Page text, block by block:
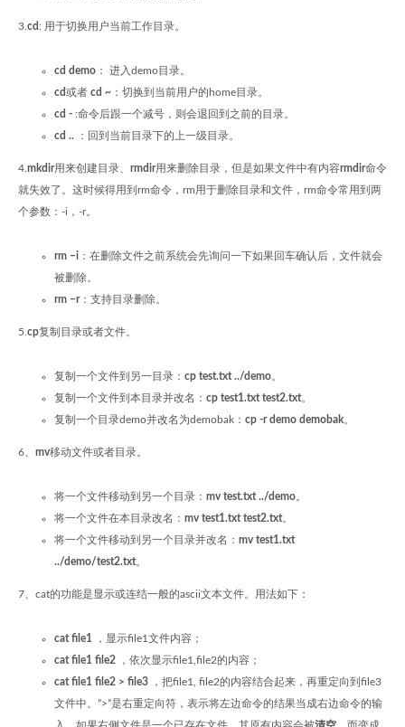
3. cd: 用于切换用户当前工作目录。
cd demo ： 进入demo目录。
cd或者 cd ~ ：切换到当前用户的home目录。
cd - :命令后跟一个减号，则会退回到之前的目录。
cd .. ：回到当前目录下的上一级目录。
4. mkdir用来创建目录、 rmdir用来删除目录，但是如果文件中有内容rmdir命令
就失效了。这时候得用到rm命令，rm用于删除目录和文件，rm命令常用到两
个参数：-i，-r。
rm –i ：在删除文件之前系统会先询问一下如果回车确认后，文件就会
被删除。
rm –r：支持目录删除。
5. cp复制目录或者文件。
复制一个文件到另一目录： cp test.txt ../demo。
复制一个文件到本目录并改名： cp test1.txt test2.txt。
复制一个目录demo并改名为demobak： cp -r demo demobak。
6、 mv移动文件或者目录。
将一个文件移动到另一个目录： mv test.txt ../demo。
将一个文件在本目录改名： mv test1.txt test2.txt。
将一个文件移动到另一个目录并改名： mv test1.txt
../demo/test2.txt。
7、cat的功能是显示或连结一般的ascii文本文件。用法如下：
cat file1 ，显示file1文件内容；
cat file1 file2 ，依次显示file1,file2的内容；
cat file1 file2 > file3 ，把file1, file2的内容结合起来，再重定向到file3
文件中。”>”是右重定向符，表示将左边命令的结果当成右边命令的输